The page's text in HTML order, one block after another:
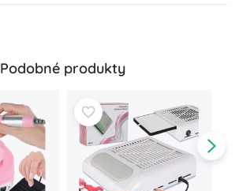
Podobné produkty